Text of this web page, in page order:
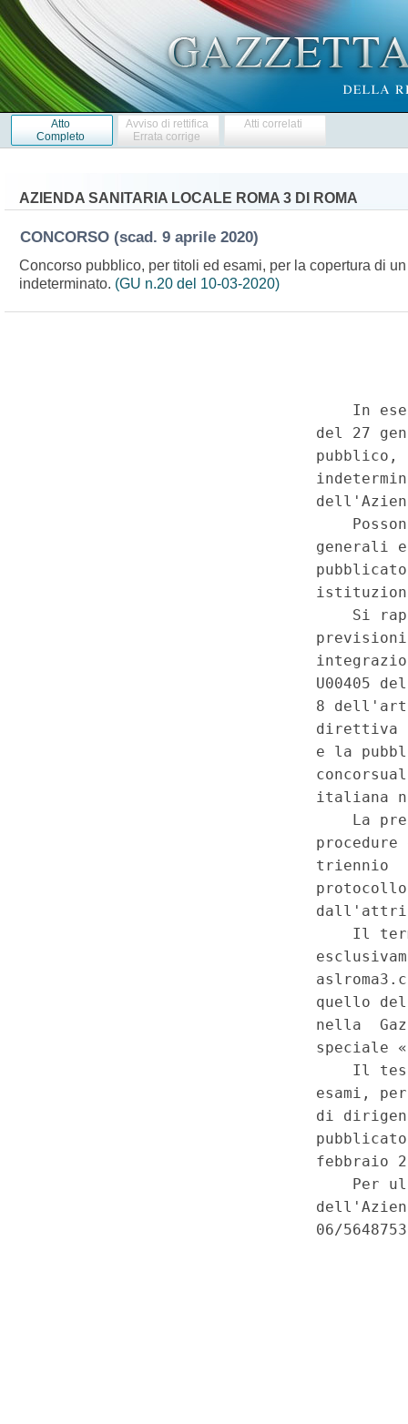
Atto
Completo
Avviso di rettifica
Errata corrige
Atti correlati
AZIENDA SANITARIA LOCALE ROMA 3 DI ROMA
CONCORSO (scad. 9 aprile 2020)
Concorso pubblico, per titoli ed esami, per la copertura di
indeterminato. (GU n.20 del 10-03-2020)